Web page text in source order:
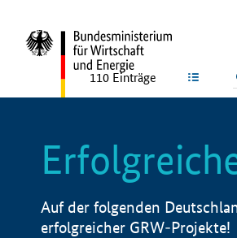
110 Einträge
Auf der folgenden
erfolgreicher GRW-Projekte!